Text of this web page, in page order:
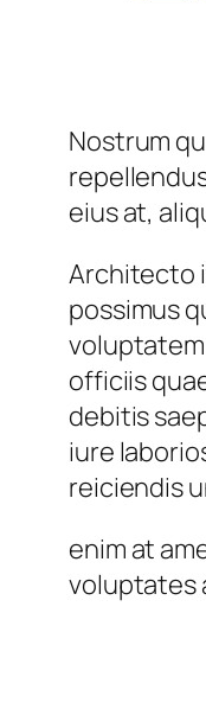
Nostrum
eius at,
Architecto
possimus
officiis
debitis
iure
reiciendis
enim at
voluptates